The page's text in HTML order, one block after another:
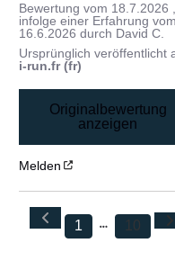
Bewertung vom 18.7.2026
infolge einer Erfahrung
16.6.2026 durch David C.
Ursprünglich veröffentlicht
i-run.fr (fr)
Originalbewertung
anzeigen
Melden
1 10